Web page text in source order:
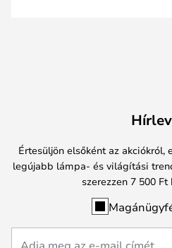
Értesüljön elsőként az akciókról,
legújabb lámpa- és világítási
szerezzen 7 500